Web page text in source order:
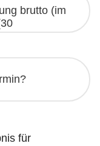
für